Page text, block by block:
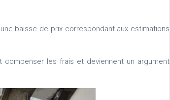
baisse de prix correspondant aux estimations
les frais et deviennent un argument